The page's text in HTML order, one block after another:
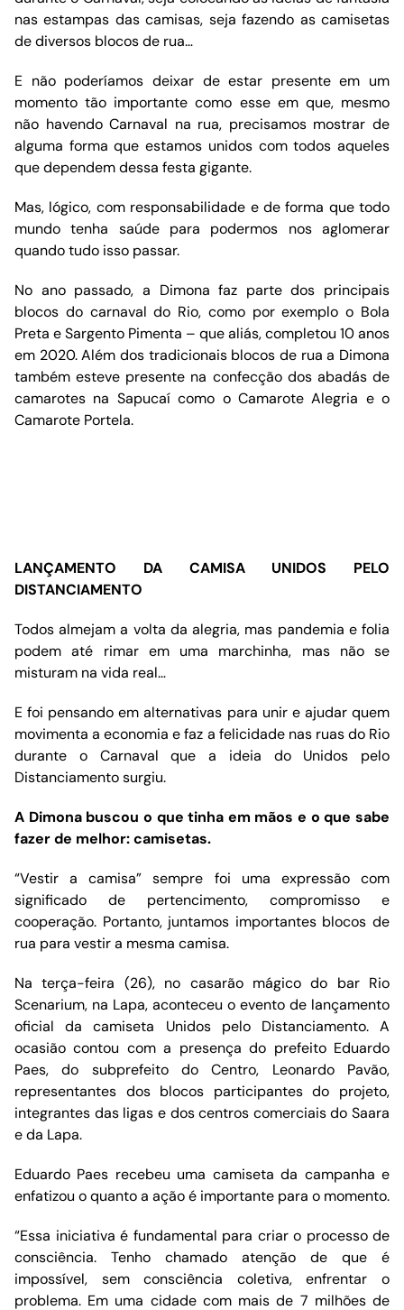
nas estampas das camisas, seja fazendo as camisetas
de diversos blocos de rua…
E não poderíamos deixar de estar presente em um
momento tão importante como esse em que, mesmo
não havendo Carnaval na rua, precisamos mostrar de
alguma forma que estamos unidos com todos aqueles
que dependem dessa festa gigante.
Mas, lógico, com responsabilidade e de forma que todo
mundo tenha saúde para podermos nos aglomerar
quando tudo isso passar.
No ano passado, a Dimona faz parte dos principais
blocos do carnaval do Rio, como por exemplo o Bola
Preta e Sargento Pimenta – que aliás, completou 10 anos
em 2020. Além dos tradicionais blocos de rua a Dimona
também esteve presente na confecção dos abadás de
camarotes na Sapucaí como o Camarote Alegria e o
Camarote Portela.
LANÇAMENTO DA CAMISA UNIDOS PELO
DISTANCIAMENTO
Todos almejam a volta da alegria, mas pandemia e folia
podem até rimar em uma marchinha, mas não se
misturam na vida real…
E foi pensando em alternativas para unir e ajudar quem
movimenta a economia e faz a felicidade nas ruas do Rio
durante o Carnaval que a ideia do Unidos pelo
Distanciamento surgiu.
A Dimona buscou o que tinha em mãos e o que sabe
fazer de melhor: camisetas.
“Vestir a camisa” sempre foi uma expressão com
significado de pertencimento, compromisso e
cooperação. Portanto, juntamos importantes blocos de
rua para vestir a mesma camisa.
Na terça-feira (26), no casarão mágico do bar Rio
Scenarium, na Lapa, aconteceu o evento de lançamento
oficial da camiseta Unidos pelo Distanciamento. A
ocasião contou com a presença do prefeito Eduardo
Paes, do subprefeito do Centro, Leonardo Pavão,
representantes dos blocos participantes do projeto,
integrantes das ligas e dos centros comerciais do Saara
e da Lapa.
Eduardo Paes recebeu uma camiseta da campanha e
enfatizou o quanto a ação é importante para o momento.
“Essa iniciativa é fundamental para criar o processo de
consciência. Tenho chamado atenção de que é
impossível, sem consciência coletiva, enfrentar o
problema. Em uma cidade com mais de 7 milhões de